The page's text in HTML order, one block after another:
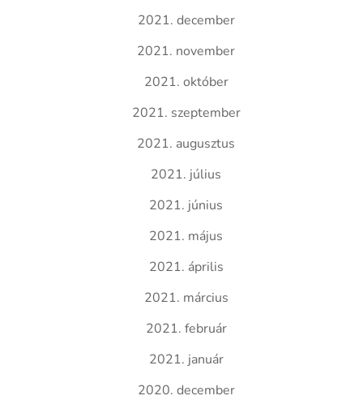
2021. december
2021. november
2021. október
2021. szeptember
2021. augusztus
2021. július
2021. június
2021. május
2021. április
2021. március
2021. február
2021. január
2020. december